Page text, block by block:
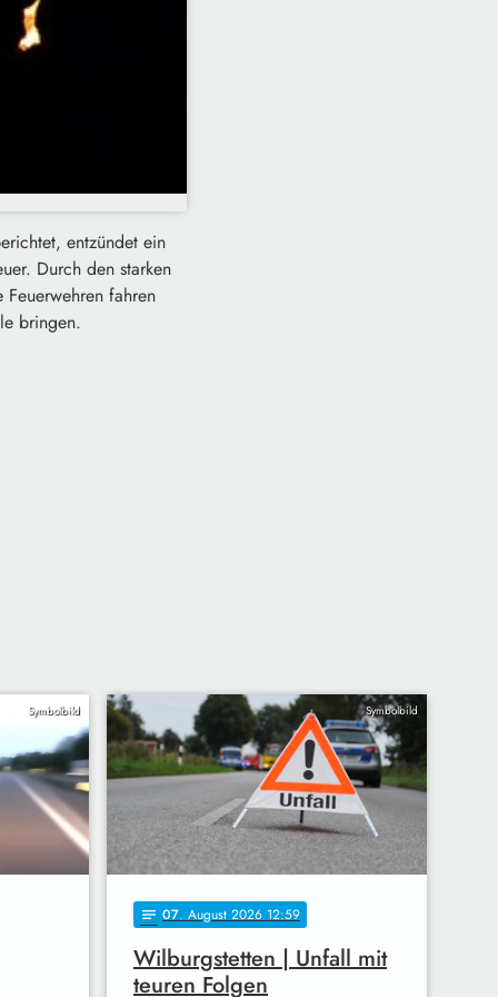
entzündet ein
Durch den starken
fahren
bringen.
Symbolbild Symbolbild
notes 07. August 2026 12:59
Wilburgstetten | Unfall mit
teuren Folgen